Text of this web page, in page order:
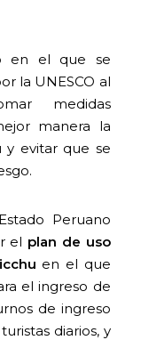
en el que se
la UNESCO al
medidas
manera la
y evitar que se
Peruano
el plan de uso
en el que
el ingreso de
de ingreso
diarios, y